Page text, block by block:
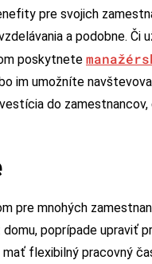
pre svojich
a podobne. Či
poskytnete
im umožníte
do
mnohých
poprípade upraviť
flexibilný pracovný